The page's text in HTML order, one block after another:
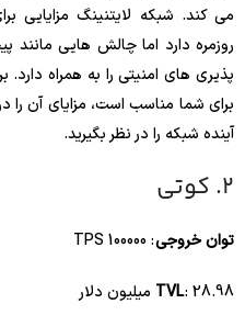
می کند. شبکه لایتنینگ مزایایی
روزمره دارد اما چالش هایی
پذیری های امنیتی را به همراه دارد.
برای شما مناسب است، مزایای آن را
آینده شبکه را در نظر بگیرید.
2. کوتی
توان خروجی: 100000 TPS
TVL: 28.98 میلیون دلار